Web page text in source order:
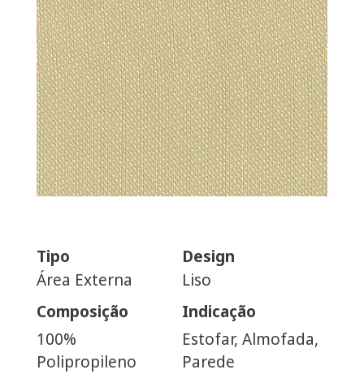
Tipo
Área Externa
Design
Liso
Composição
100%
Polipropileno
Indicação
Estofar, Almofada,
Parede